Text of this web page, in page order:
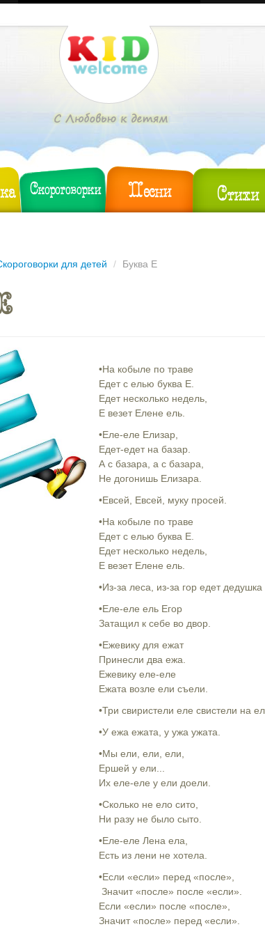
Скороговорки Песни Стихи
для детей / Буква Е
•На кобыле по траве
Едет с елью буква Е.
Едет несколько недель,
Е везет Елене ель.
•Еле-еле Елизар,
Едет-едет на базар.
А с базара, а с базара,
Не догонишь Елизара.
•Евсей, Евсей, муку просей.
•На кобыле по траве
Едет с елью буква Е.
Едет несколько недель,
Е везет Елене ель.
•Из-за леса, из-за гор едет дедушка
•Еле-еле ель Егор
Затащил к себе во двор.
•Ежевику для ежат
Принесли два ежа.
Ежевику еле-еле
Ежата возле ели съели.
•Три свиристели еле свистели на
•У ежа ежата, у ужа ужата.
•Мы ели, ели, ели,
Ершей у ели...
Их еле-еле у ели доели.
•Сколько не ело сито,
Ни разу не было сыто.
•Еле-еле Лена ела,
Есть из лени не хотела.
•Если «если» перед «после»,
Значит «после» после «если».
Если «если» после «после»,
Значит «после» перед «если».